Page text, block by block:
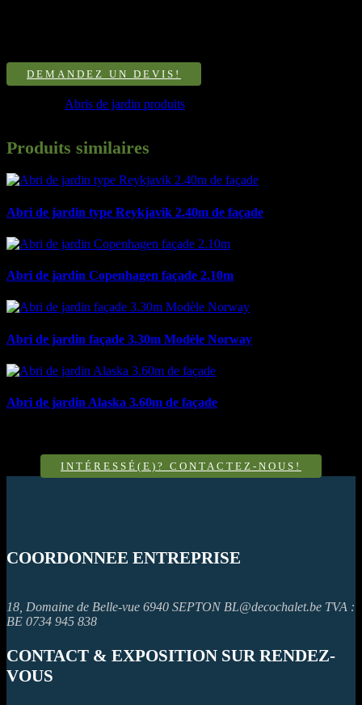
DEMANDEZ UN DEVIS!
Abris de jardin produits
Produits similaires
Abri de jardin type Reykjavik 2.40m de façade
Abri de jardin Copenhagen façade 2.10m
Abri de jardin façade 3.30m Modèle Norway
Abri de jardin Alaska 3.60m de façade
INTÉRESSÉ(E)? CONTACTEZ-NOUS!
COORDONNEE ENTREPRISE
18, Domaine de Belle-vue 6940 SEPTON BL@decochalet.be TVA :
BE 0734 945 838
CONTACT & EXPOSITION SUR RENDEZ-
VOUS